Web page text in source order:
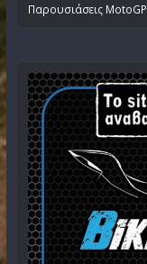
Παρουσιάσεις MotoGP